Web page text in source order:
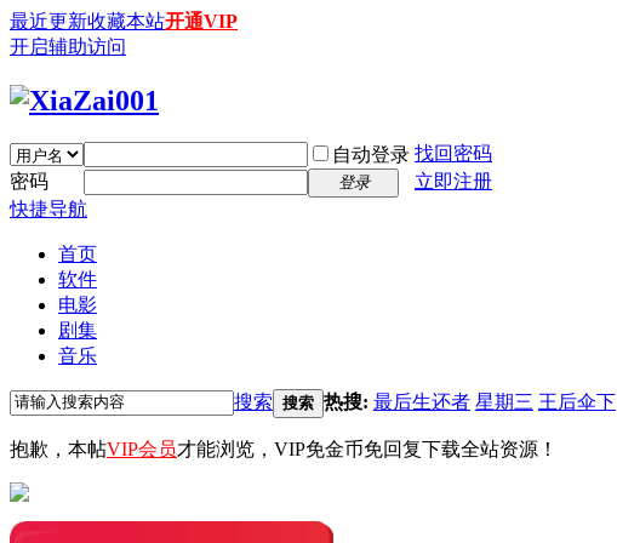
最近更新收藏本站开通VIP
开启辅助访问
自动登录 找回密码
密码
登录
立即注册
快捷导航
首页
软件
电影
剧集
音乐
搜索 搜索 热搜: 最后生还者 星期三 王后伞下
抱歉，本帖VIP会员才能浏览，VIP免金币免回复下载全站资源！